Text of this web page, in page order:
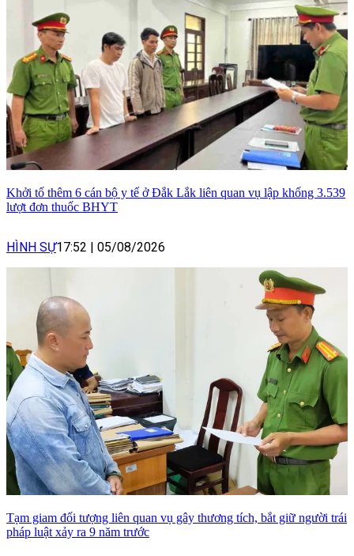
Khởi tố thêm 6 cán bộ y tế ở Đắk Lắk liên quan vụ lập khống 3.539
lượt đơn thuốc BHYT
HÌNH SỰ17:52 05/08/2026
Tạm giam đối tượng liên quan vụ gây thương tích, bắt giữ người trái
pháp luật xảy ra 9 năm trước